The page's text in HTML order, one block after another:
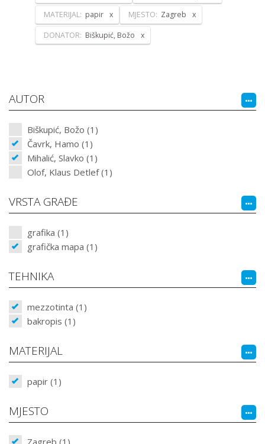
MATERIJAL: papir MJESTO: Zagreb
DONATOR: Biškupić, Božo
AUTOR
Biškupić, Božo (1)
Čavrk, Hamo (1)
Mihalić, Slavko (1)
Olof, Klaus Detlef (1)
VRSTA GRAĐE
grafika (1)
grafička mapa (1)
TEHNIKA
mezzotinta (1)
bakropis (1)
MATERIJAL
papir (1)
MJESTO